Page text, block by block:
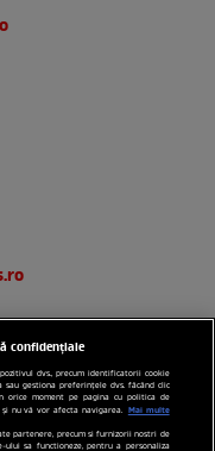
confidențiale
dvs., precum identificatorii cookie
gestiona preferințele dvs. făcând clic
moment pe pagina cu politica de
nu vă vor afecta navigarea. Mai multe
partenere, precum si furnizorii nostri de
sa functioneze, pentru a personaliza